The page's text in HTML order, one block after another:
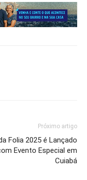
Próximo artigo
Folia 2025 é Lançado
Evento Especial em
Cuiabá